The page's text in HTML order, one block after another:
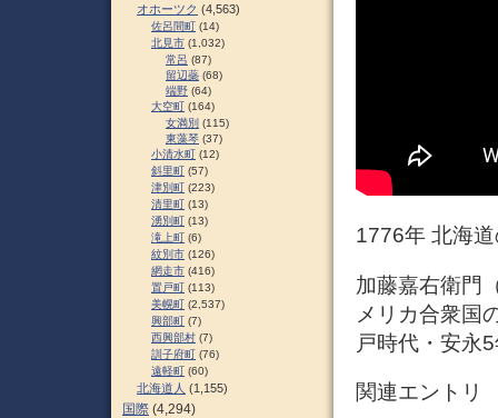
1776年 北海
加藤嘉右衛門
メリカ合衆国
戸時代・安永
関連エントリ
オホーツク (4,563)
佐呂間町 (14)
北見市 (1,032)
常呂 (87)
留辺蘂 (68)
端野 (64)
大空町 (164)
女満別 (115)
東藻琴 (37)
小清水町 (12)
斜里町 (57)
津別町 (223)
清里町 (13)
湧別町 (13)
滝上町 (6)
紋別市 (126)
網走市 (416)
置戸町 (113)
美幌町 (2,537)
興部町 (7)
西興部村 (7)
訓子府町 (76)
遠軽町 (60)
北海道人 (1,155)
国際 (4,294)